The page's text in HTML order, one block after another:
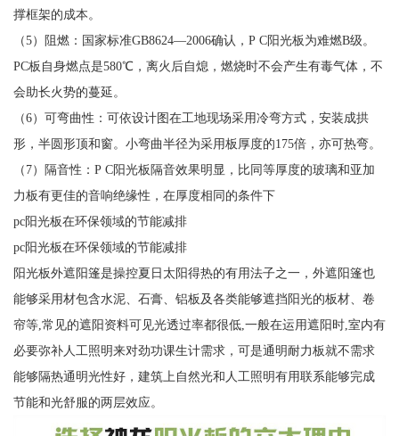
撑框架的成本。
（5）阻燃：国家标准GB8624—2006确认，P C阳光板为难燃B级。
PC板自身燃点是580℃，离火后自熄，燃烧时不会产生有毒气体，不
会助长火势的蔓延。
（6）可弯曲性：可依设计图在工地现场采用冷弯方式，安装成拱
形，半圆形顶和窗。小弯曲半径为采用板厚度的175倍，亦可热弯。
（7）隔音性：P C阳光板隔音效果明显，比同等厚度的玻璃和亚加
力板有更佳的音响绝缘性，在厚度相同的条件下
pc阳光板在环保领域的节能减排
pc阳光板在环保领域的节能减排
阳光板外遮阳篷是操控夏日太阳得热的有用法子之一，外遮阳篷也
能够采用材包含水泥、石膏、铝板及各类能够遮挡阳光的板材、卷
帘等,常见的遮阳资料可见光透过率都很低,一般在运用遮阳时,室内有
必要弥补人工照明来对劲功课生计需求，可是通明耐力板就不需求
能够隔热通明光性好，建筑上自然光和人工照明有用联系能够完成
节能和光舒服的两层效应。